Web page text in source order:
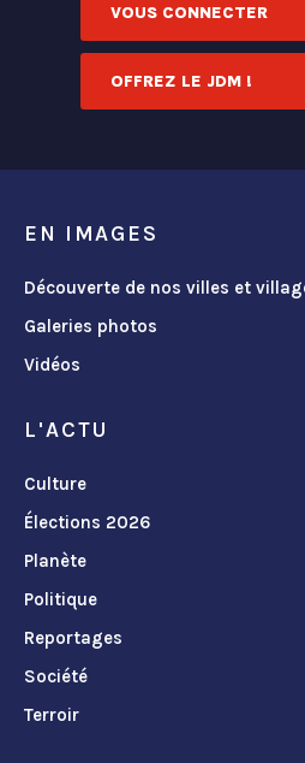
VOUS CONNECTER
OFFREZ LE JDM !
EN IMAGES
Découverte de nos villes et
Galeries photos
Vidéos
L'ACTU
Culture
Élections 2026
Planète
Politique
Reportages
Société
Terroir